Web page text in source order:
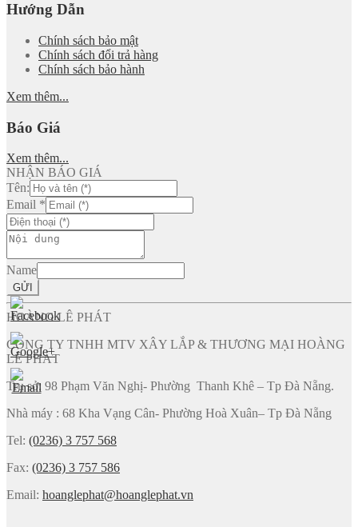
Hướng Dẫn
Chính sách bảo mật
Chính sách đổi trả hàng
Chính sách bảo hành
Xem thêm...
Báo Giá
Xem thêm...
NHẬN BÁO GIÁ
Tên:
Email *
Name
GỬI
HOÀNG LÊ PHÁT
CÔNG TY TNHH MTV XÂY LẮP & THƯƠNG MẠI HOÀNG
LÊ PHÁT
Trụ sở: 98 Phạm Văn Nghị- Phường Thanh Khê – Tp Đà Nẵng.
Nhà máy : 68 Kha Vạng Cân- Phường Hoà Xuân– Tp Đà Nẵng
Tel: (0236) 3 757 568
Fax: (0236) 3 757 586
Email: hoanglephat@hoanglephat.vn